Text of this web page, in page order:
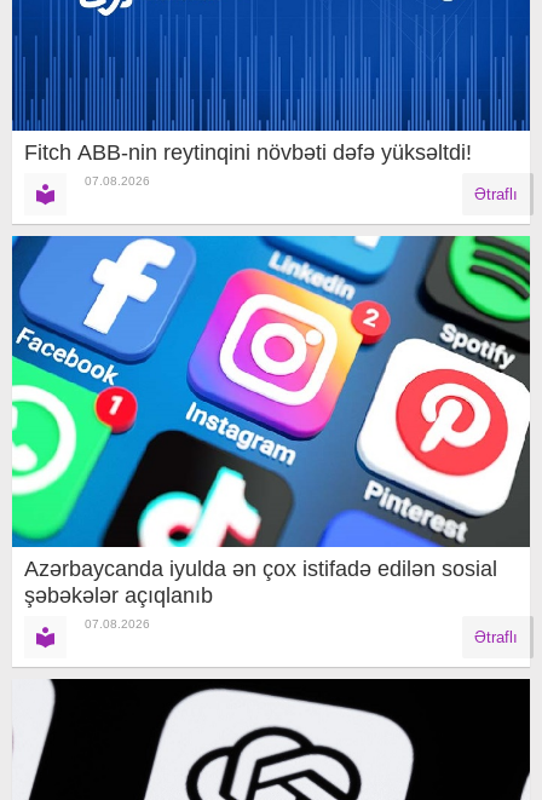
Fitch ABB-nin reytinqini növbəti dəfə yüksəltdi!
07.08.2026
Ətraflı
Azərbaycanda iyulda ən çox istifadə edilən sosial
şəbəkələr açıqlanıb
07.08.2026
Ətraflı